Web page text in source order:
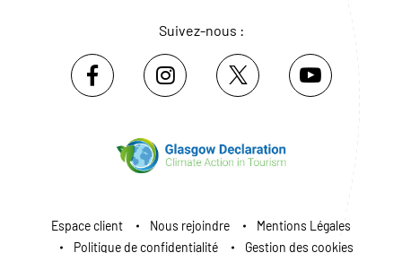
Suivez-nous :
Espace client Nous rejoindre
Mentions Légales
Politique de confidentialité
Gestion des cookies